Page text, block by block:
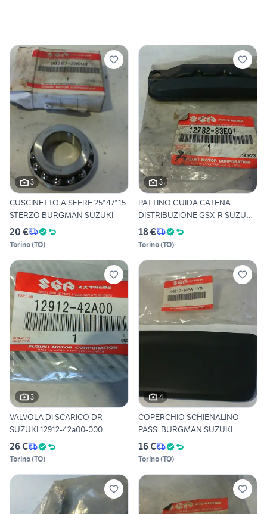
3
CUSCINETTO A SFERE 25*47*15
STERZO BURGMAN SUZUKI
20 €
Torino(TO)
3
PATTINO GUIDA CATENA
DISTRIBUZIONE GSX-R SUZUKI
12
18 €
Torino(TO)
3
VALVOLA DI SCARICO DR
SUZUKI 12912-42a00-000
26 €
Torino(TO)
4
COPERCHIO SCHIENALINO
PASS. BURGMAN SUZUKI
46217-1
16 €
Torino(TO)